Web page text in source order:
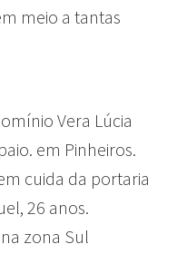
meio a tantas
Vera Lúcia
em Pinheiros.
cuida da portaria
26 anos.
zona Sul